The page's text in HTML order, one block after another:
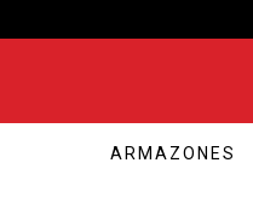
ARMAZONES